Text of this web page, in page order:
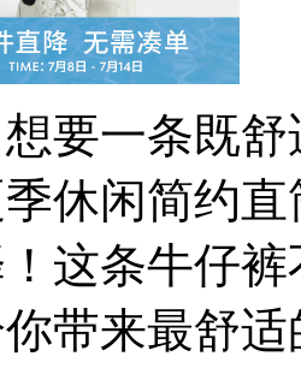
要一条既
休闲简约
这条牛仔
带来最舒